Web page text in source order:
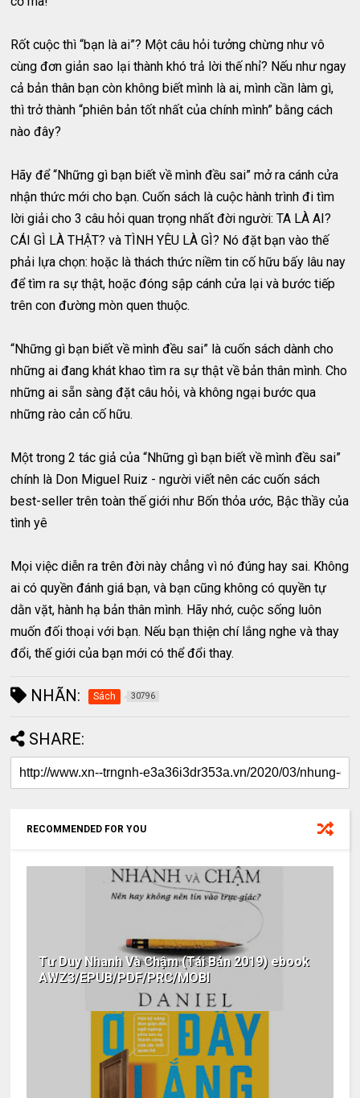
Rốt cuộc thì “bạn là ai”? Một câu hỏi tưởng chừng như vô
cùng đơn giản sao lại thành khó trả lời thế nhỉ? Nếu như ngay
cả bản thân bạn còn không biết mình là ai, mình cần làm gì,
thì trở thành “phiên bản tốt nhất của chính mình” bằng cách
nào đây?
Hãy để “Những gì bạn biết về mình đều sai” mở ra cánh cửa
nhận thức mới cho bạn. Cuốn sách là cuộc hành trình đi tìm
lời giải cho 3 câu hỏi quan trọng nhất đời người: TA LÀ AI?
CÁI GÌ LÀ THẬT? và TÌNH YÊU LÀ GÌ? Nó đặt bạn vào thế
phải lựa chọn: hoặc là thách thức niềm tin cố hữu bấy lâu nay
để tìm ra sự thật, hoặc đóng sập cánh cửa lại và bước tiếp
trên con đường mòn quen thuộc.
“Những gì bạn biết về mình đều sai” là cuốn sách dành cho
những ai đang khát khao tìm ra sự thật về bản thân mình. Cho
những ai sẵn sàng đặt câu hỏi, và không ngại bước qua
những rào cản cố hữu.
Một trong 2 tác giả của “Những gì bạn biết về mình đều sai”
chính là Don Miguel Ruiz - người viết nên các cuốn sách
best-seller trên toàn thế giới như Bốn thỏa ước, Bậc thầy của
tình yê
Mọi việc diễn ra trên đời này chẳng vì nó đúng hay sai. Không
ai có quyền đánh giá bạn, và bạn cũng không có quyền tự
dằn vặt, hành hạ bản thân mình. Hãy nhớ, cuộc sống luôn
muốn đối thoại với bạn. Nếu bạn thiện chí lắng nghe và thay
đổi, thế giới của bạn mới có thể đổi thay.
NHÃN: Sách 30796
SHARE:
RECOMMENDED FOR YOU
Tư Duy Nhanh Và Chậm (Tái Bản 2019) ebook
AWZ3/EPUB/PDF/PRC/MOBI